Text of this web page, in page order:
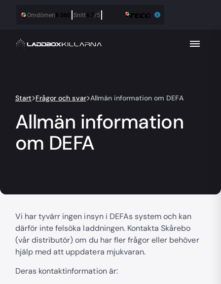
Start Frågor och svar Allmän information om DEFA
Allmän information
om DEFA
Vi har tyvärr ingen insyn i DEFAs system och kan
därför inte felsöka laddningen. Kontakta Skårebo
(vår distributör) om du har fler frågor eller behöver
hjälp med att uppdatera mjukvaran.
Deras kontaktinformation är: